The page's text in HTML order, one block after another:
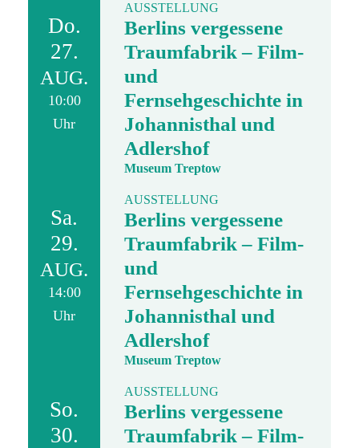
Do.
27.
AUG.
10:00
Uhr
AUSSTELLUNG
Berlins vergessene
Traumfabrik – Film-
und
Fernsehgeschichte in
Johannisthal und
Adlershof
Museum Treptow
Sa.
29.
AUG.
14:00
Uhr
AUSSTELLUNG
Berlins vergessene
Traumfabrik – Film-
und
Fernsehgeschichte in
Johannisthal und
Adlershof
Museum Treptow
So.
30.
AUSSTELLUNG
Berlins vergessene
Traumfabrik – Film-